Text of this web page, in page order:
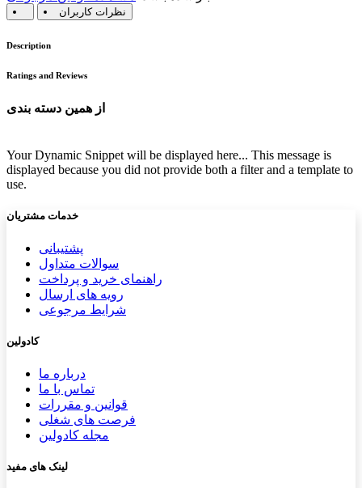
نظرات کاربران
Description
Ratings and Reviews
از همین دسته بندی
Your Dynamic Snippet will be displayed here... This message is
displayed because you did not provide both a filter and a template to
use.
خدمات مشتریان
پشتیب​​انی
سوالات متداول
راهنمای خرید و پرداخت
رویه های ارسال
شرایط مرجوعی
کادولین
درباره ما
تماس با ما
قوانین و مقررات
فرصت های شغلی
مجله کادولین
لینک های مفید